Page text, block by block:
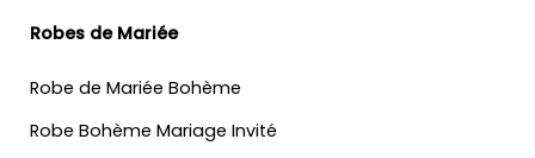
Robes de Mariée
Robe de Mariée Bohème
Robe Bohème Mariage Invité